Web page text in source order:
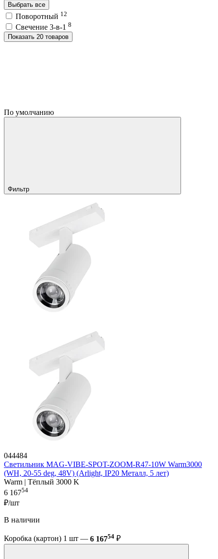
Выбрать все
Поворотный 12
Свечение 3-в-1 8
Показать 20 товаров
По умолчанию
Фильтр
044484
Светильник MAG-VIBE-SPOT-ZOOM-R47-10W Warm3000
(WH, 20-55 deg, 48V) (Arlight, IP20 Металл, 5 лет)
Warm | Тёплый 3000 K
6 16754
₽/шт
В наличии
Коробка (картон) 1 шт — 6 16754 ₽